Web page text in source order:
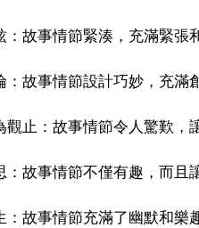
：故事情節緊湊，充滿緊張
：故事情節設計巧妙，充滿
觀止：故事情節令人驚歎，
：故事情節不僅有趣，而且
：故事情節充滿了幽默和樂